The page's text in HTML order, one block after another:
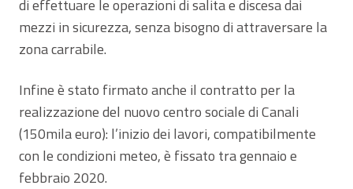
di effettuare le operazioni di salita e discesa dai
mezzi in sicurezza, senza bisogno di attraversare la
zona carrabile.
Infine è stato firmato anche il contratto per la
realizzazione del nuovo centro sociale di Canali
(150mila euro): l’inizio dei lavori, compatibilmente
con le condizioni meteo, è fissato tra gennaio e
febbraio 2020.